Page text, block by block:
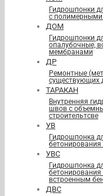
Гидрошпонки
с
ДОМ
Гидрошпонки
опалубочные,
мембранами
ДР
Ремонтные
существующих
ТАРАКАН
Внутренняя
швов с
строительтсве
УВ
Гидрошпонка
УВС
Гидрошпонка
встроенным
ДВС